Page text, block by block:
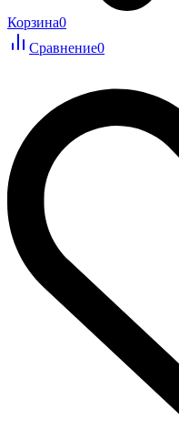
Корзина0
Сравнение0